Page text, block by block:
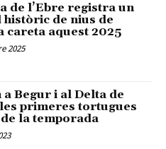
de l’Ebre registra un
de nius de
careta aquest 2025
2025
a Begur i al Delta de
primeres tortugues
la temporada